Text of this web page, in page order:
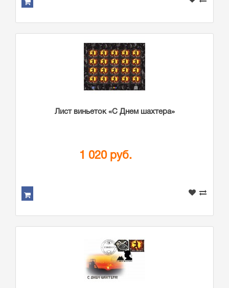
Лист виньеток «С Днем шахтера»
1 020 руб.